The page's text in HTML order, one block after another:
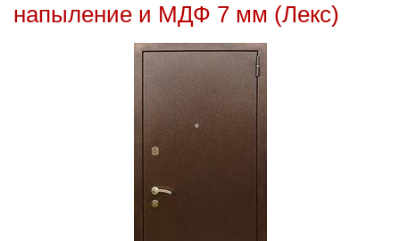
напыление и МДФ 7 мм (Лекс)